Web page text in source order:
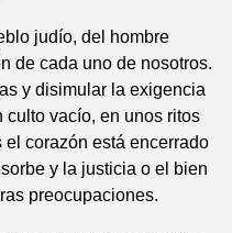
judío, del hombre
de cada uno de nosotros.
y disimular la exigencia
culto vacío, en unos ritos
corazón está encerrado
y la justicia o el bien
preocupaciones.